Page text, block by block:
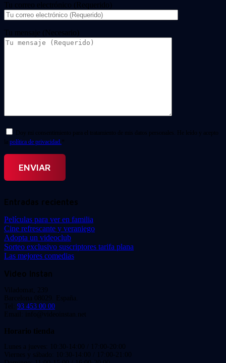
Tu correo electrónico (Requerido)
Tu mensaje (Necesario)
Doy mi consentimiento para el tratamiento de mis datos personales. He leído y acepto
la política de privacidad. *
Entradas recientes
Películas para ver en familia
Cine refrescante y veraniego
Adopta un videoclub
Sorteo exclusivo suscriptores tarifa plana
Las mejores comedias
Video Instan
Viladomat, 239
Barcelona 08029. España.
Tel: 93 453 00 00
Email: info@videoinstan.net
Horario tienda
Lunes a jueves: 10:30-14:00 / 17:00-20:00
Viernes y sábado: 10:30-14:00 / 17:00-21:00